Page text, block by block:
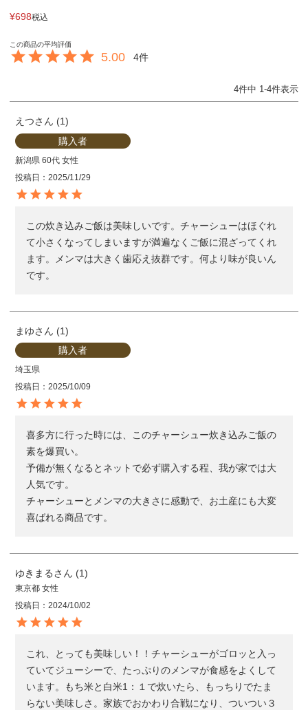
¥698税込
5.00 4
4件中 1-4件表示
えつ
1
購入者
新潟県 60代 女性
投稿日
2025/11/29
この炊き込みご飯は美味しいです。チャーシューはほぐれ
て小さくなってしまいますが満遍なくご飯に混ざってくれ
ます。メンマは大きく歯応え抜群です。何より味が良いん
です。
まゆ
1
購入者
埼玉県
投稿日
2025/10/09
喜多方に行った時には、このチャーシュー炊き込みご飯の
素を爆買い。
予備が無くなるとネットで必ず購入する程、我が家では大
人気です。
チャーシューとメンマの大きさに感動で、お土産にも大変
喜ばれる商品です。
ゆきまる 1
東京都 女性
投稿日
2024/10/02
これ、とっても美味しい！！チャーシューがゴロッと入っ
ていてジューシーで、たっぷりのメンマが食感をよくして
います。もち米と白米1：１で炊いたら、もっちりでたま
らない美味しさ。家族でおかわり合戦になり、ついつい３